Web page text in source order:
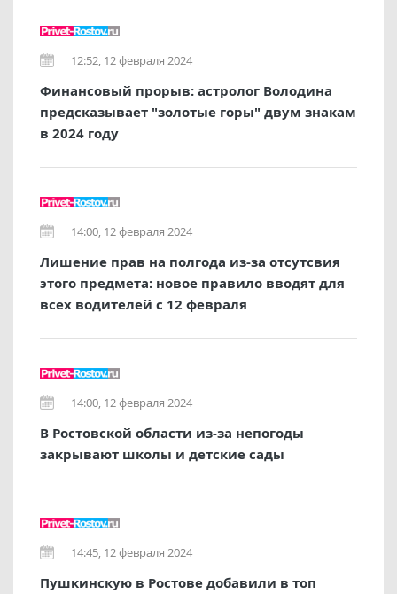
12:52, 12 февраля 2024
Финансовый прорыв: астролог Володина
предсказывает "золотые горы" двум знакам
в 2024 году
14:00, 12 февраля 2024
Лишение прав на полгода из-за отсутсвия
этого предмета: новое правило вводят для
всех водителей с 12 февраля
14:00, 12 февраля 2024
В Ростовской области из-за непогоды
закрывают школы и детские сады
14:45, 12 февраля 2024
Пушкинскую в Ростове добавили в топ